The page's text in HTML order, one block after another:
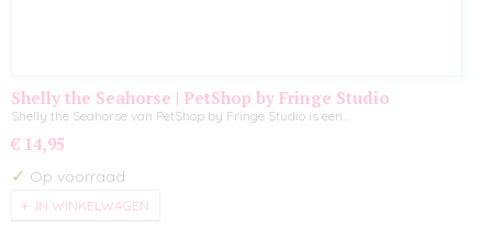
Shelly the Seahorse | PetShop by Fringe Studio
Shelly the Seahorse van PetShop by Fringe Studio is een…
€ 14,95
✓ Op voorraad
IN WINKELWAGEN